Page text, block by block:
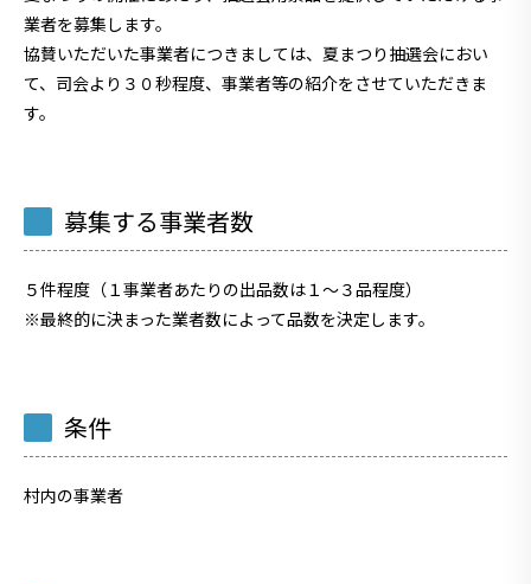
業者を募集します。
協賛いただいた事業者につきましては、夏まつり抽選会におい
て、司会より３０秒程度、事業者等の紹介をさせていただきま
す。
募集する事業者数
５件程度（１事業者あたりの出品数は１～３品程度）
※最終的に決まった業者数によって品数を決定します。
条件
村内の事業者